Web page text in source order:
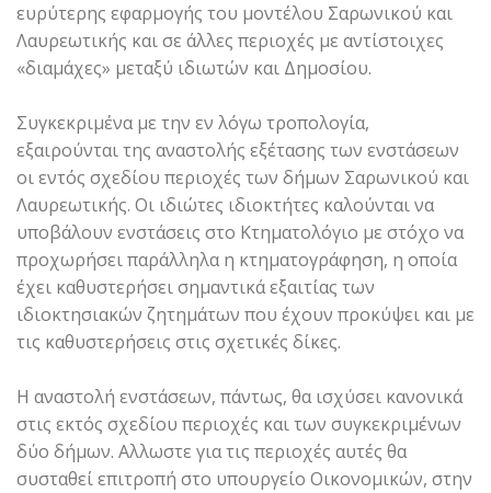
ευρύτερης εφαρμογής του μοντέλου Σαρωνικού και
Λαυρεωτικής και σε άλλες περιοχές με αντίστοιχες
«διαμάχες» μεταξύ ιδιωτών και Δημοσίου.
Συγκεκριμένα με την εν λόγω τροπολογία,
εξαιρούνται της αναστολής εξέτασης των ενστάσεων
οι εντός σχεδίου περιοχές των δήμων Σαρωνικού και
Λαυρεωτικής. Οι ιδιώτες ιδιοκτήτες καλούνται να
υποβάλουν ενστάσεις στο Κτηματολόγιο με στόχο να
προχωρήσει παράλληλα η κτηματογράφηση, η οποία
έχει καθυστερήσει σημαντικά εξαιτίας των
ιδιοκτησιακών ζητημάτων που έχουν προκύψει και με
τις καθυστερήσεις στις σχετικές δίκες.
Η αναστολή ενστάσεων, πάντως, θα ισχύσει κανονικά
στις εκτός σχεδίου περιοχές και των συγκεκριμένων
δύο δήμων. Αλλωστε για τις περιοχές αυτές θα
συσταθεί επιτροπή στο υπουργείο Οικονομικών, στην